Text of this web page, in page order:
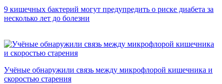
9 кишечных бактерий могут предупредить о риске диабета за
несколько лет до болезни
Учёные обнаружили связь между микрофлорой кишечника и
скоростью старения